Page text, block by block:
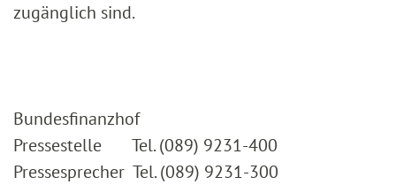
zugänglich sind.
Bundesfinanzhof
Pressestelle Tel. (089) 9231-400
Pressesprecher Tel. (089) 9231-300